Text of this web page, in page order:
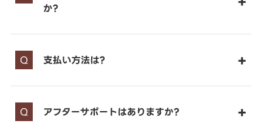
か?
支払い方法は?
アフターサポートはありますか?